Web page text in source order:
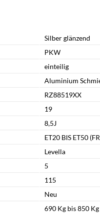
Silber glänzend
PKW
einteilig
Aluminium
RZ88519XX
19
8,5J
ET20 BIS ET50
Levella
5
115
Neu
690 Kg bis 850 Kg